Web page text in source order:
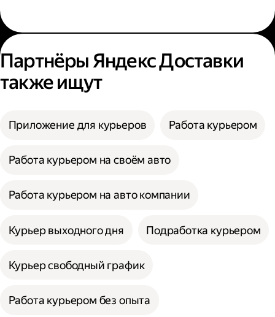
Партнёры Яндекс Доставки
также ищут
Приложение для курьеров Работа курьером
Работа курьером на своём авто
Работа курьером на авто компании
Курьер выходного дня Подработка курьером
Курьер свободный график
Работа курьером без опыта